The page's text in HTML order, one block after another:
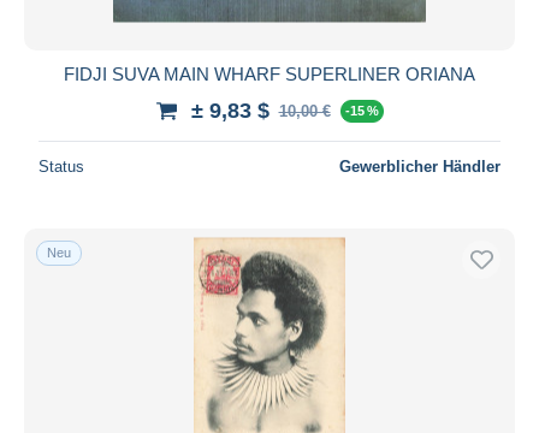
FIDJI SUVA MAIN WHARF SUPERLINER ORIANA
± 9,83 $ 10,00 € -15 %
Status Gewerblicher Händler
Neu